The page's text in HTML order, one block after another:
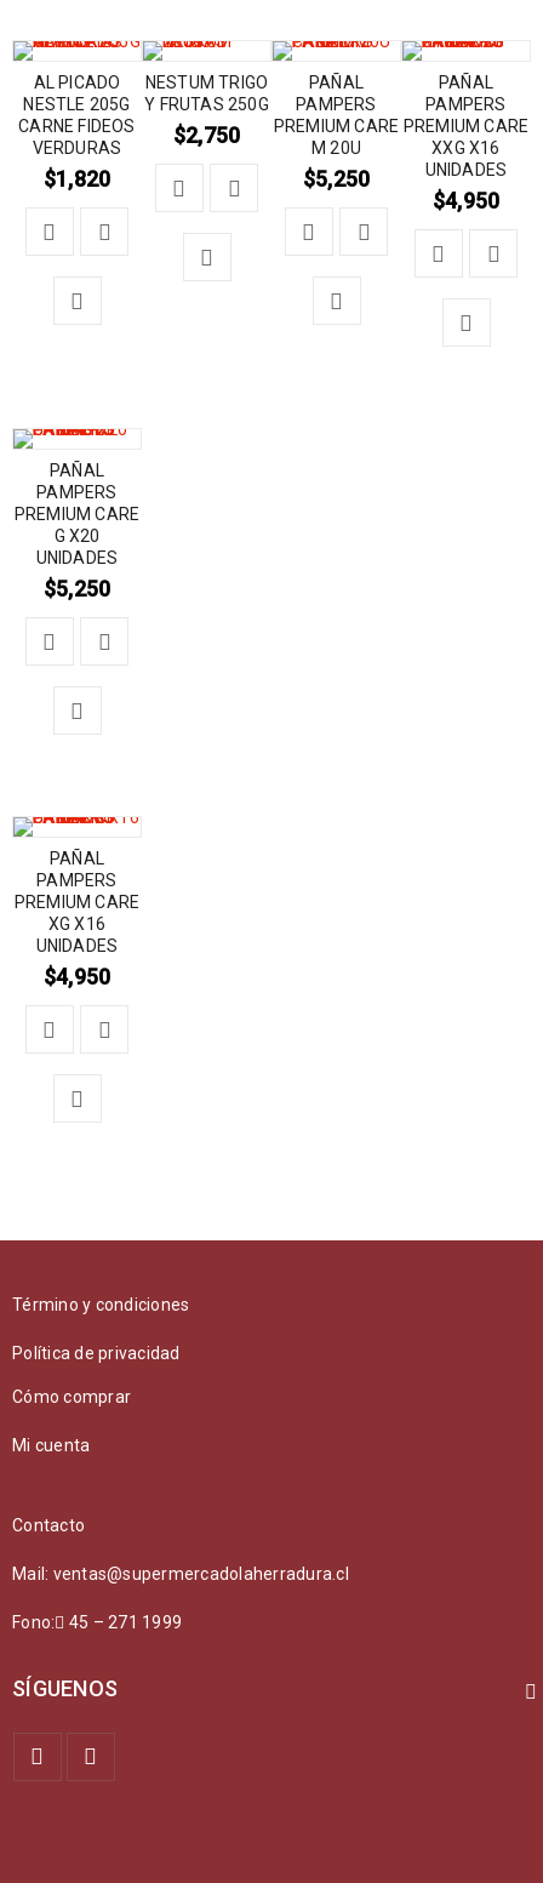
AL PICADO
NESTLE 205G
CARNE FIDEOS
VERDURAS
$1,820
NESTUM TRIGO
Y FRUTAS 250G
$2,750
PAÑAL
PAMPERS
PREMIUM CARE
M 20U
$5,250
PAÑAL
PAMPERS
PREMIUM CARE
XXG X16
UNIDADES
$4,950
PAÑAL
PAMPERS
PREMIUM CARE
G X20
UNIDADES
$5,250
PAÑAL
PAMPERS
PREMIUM CARE
XG X16
UNIDADES
$4,950
Término y condiciones
Política de privacidad
Cómo comprar
Mi cuenta
Contacto
Mail: ventas@supermercadolaherradura.cl
Fono: 45 – 271 1999
SÍGUENOS